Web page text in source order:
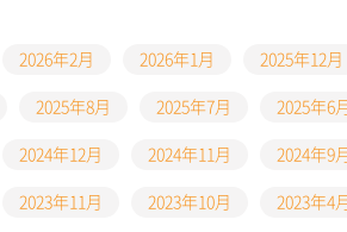
2026年2月 2026年1月 2025年12月
2025年8月 2025年7月 2025年6
2024年12月 2024年11月 2024年9
2023年11月 2023年10月 2023年4